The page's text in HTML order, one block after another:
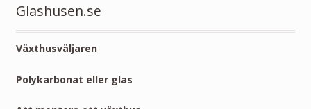
Glashusen.se
Växthusväljaren
Polykarbonat eller glas